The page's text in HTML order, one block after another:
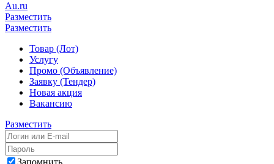
Au.ru
Разместить
Разместить
Товар (Лот)
Услугу
Промо (Объявление)
Заявку (Тендер)
Новая акция
Вакансию
Разместить
Запомнить